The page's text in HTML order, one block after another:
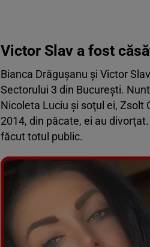
Victor Slav a fost
Bianca Drăgușanu şi Victor
Sectorului 3 din Bucureşti.
Nicoleta Luciu şi soţul ei, Zsolt
2014, din păcate, ei au
făcut totul public.